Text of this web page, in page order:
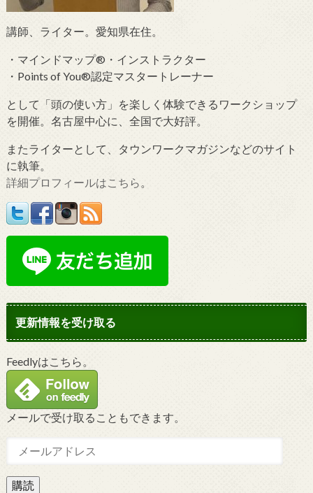
講師、ライター。愛知県在住。
・マインドマップ®・インストラクター
・Points of You®認定マスタートレーナー
として「頭の使い方」を楽しく体験できるワークショップ
を開催。名古屋中心に、全国で大好評。
またライターとして、タウンワークマガジンなどのサイト
に執筆。
詳細プロフィールはこちら 。
更新情報を受け取る
Feedlyはこちら。
メールで受け取ることもできます。
購読